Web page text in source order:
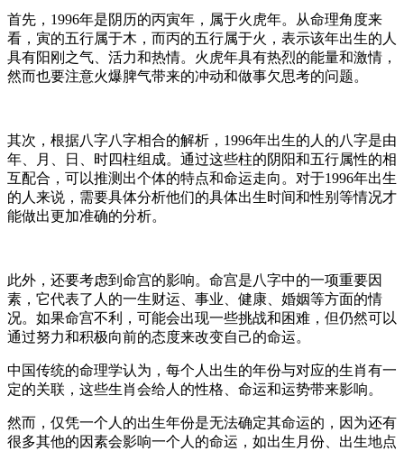
首先，1996年是阴历的丙寅年，属于火虎年。从命理角度来
看，寅的五行属于木，而丙的五行属于火，表示该年出生的人
具有阳刚之气、活力和热情。火虎年具有热烈的能量和激情，
然而也要注意火爆脾气带来的冲动和做事欠思考的问题。
其次，根据八字八字相合的解析，1996年出生的人的八字是由
年、月、日、时四柱组成。通过这些柱的阴阳和五行属性的相
互配合，可以推测出个体的特点和命运走向。对于1996年出生
的人来说，需要具体分析他们的具体出生时间和性别等情况才
能做出更加准确的分析。
此外，还要考虑到命宫的影响。命宫是八字中的一项重要因
素，它代表了人的一生财运、事业、健康、婚姻等方面的情
况。如果命宫不利，可能会出现一些挑战和困难，但仍然可以
通过努力和积极向前的态度来改变自己的命运。
中国传统的命理学认为，每个人出生的年份与对应的生肖有一
定的关联，这些生肖会给人的性格、命运和运势带来影响。
然而，仅凭一个人的出生年份是无法确定其命运的，因为还有
很多其他的因素会影响一个人的命运，如出生月份、出生地点